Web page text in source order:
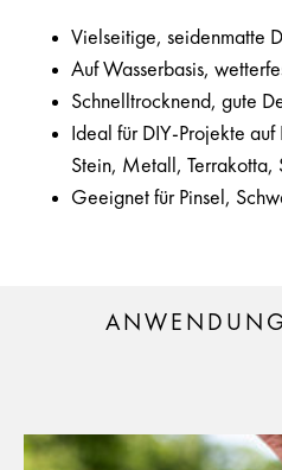
Vielseitige, seidenmatte
Auf Wasserbasis,
Schnelltrocknend, gute
Ideal für DIY-Projekte
Stein, Metall, Terrakotta,
Geeignet für Pinsel,